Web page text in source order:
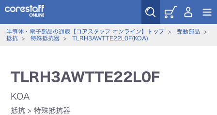
半導体・電子部品の通販【コアスタッフ オンライン】トップ> 受動部品 >
抵抗> 特殊抵抗器> TLRH3AWTTE22L0F(KOA)
TLRH3AWTTE22L0F
KOA
抵抗 >特殊抵抗器